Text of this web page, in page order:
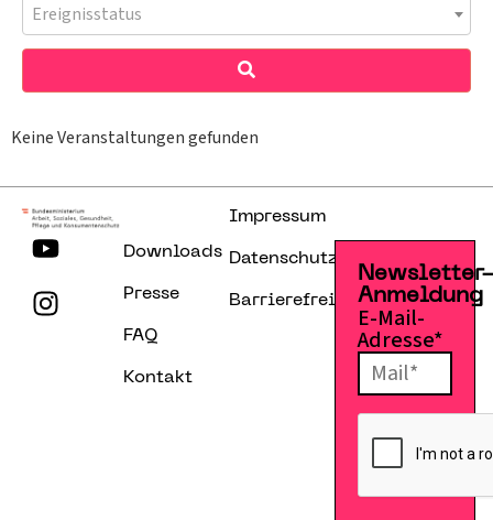
Ereignisstatus
Keine Veranstaltungen gefunden
Downloads
Presse
FAQ
Kontakt
Impressum
Datenschutzerklärung
Barrierefreiheitserklärung
Anmeldung
E-Mail-
Adresse*